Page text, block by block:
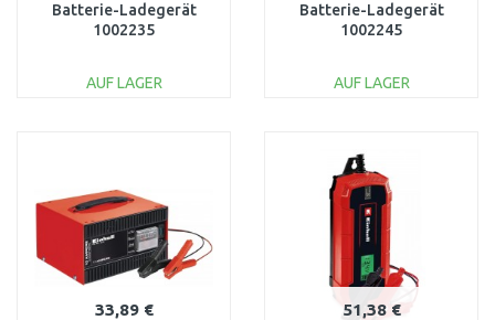
Batterie-Ladegerät
1002235
AUF LAGER
Batterie-Ladegerät
1002245
AUF LAGER
Vergleichen
33,89 € 51,38 €